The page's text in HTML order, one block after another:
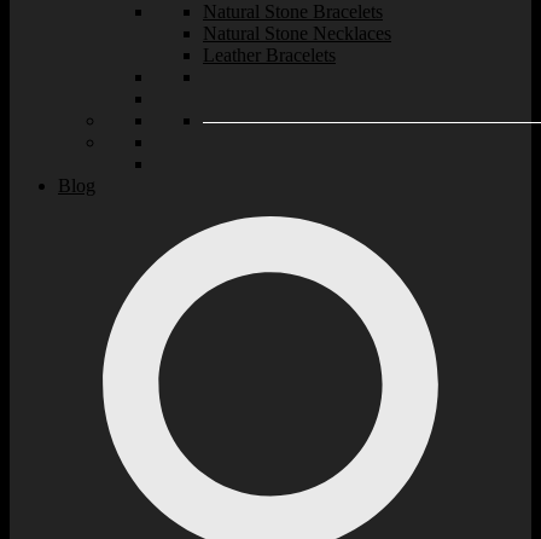
Natural Stone Bracelets
Natural Stone Necklaces
Leather Bracelets
Blog